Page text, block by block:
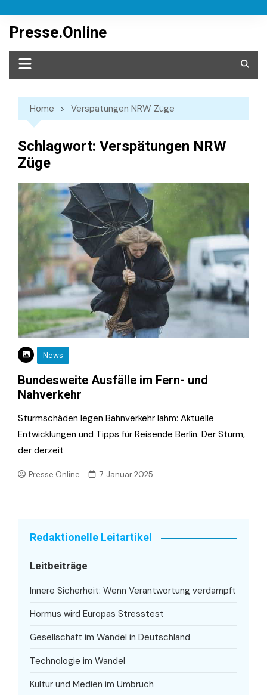
content
Presse.Online
Home Verspätungen NRW Züge
Schlagwort: Verspätungen NRW
Züge
News
Bundesweite Ausfälle im Fern- und
Nahverkehr
Sturmschäden legen Bahnverkehr lahm: Aktuelle
Entwicklungen und Tipps für Reisende Berlin. Der Sturm,
der derzeit
Presse.Online 7. Januar 2025
Redaktionelle Leitartikel
Leitbeiträge
Innere Sicherheit: Wenn Verantwortung verdampft
Hormus wird Europas Stresstest
Gesellschaft im Wandel in Deutschland
Technologie im Wandel
Kultur und Medien im Umbruch